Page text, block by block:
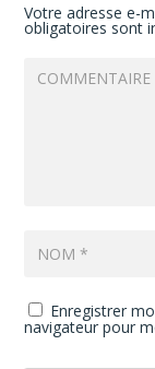
Votre adresse e-
obligatoires sont
Enregistrer
navigateur pour